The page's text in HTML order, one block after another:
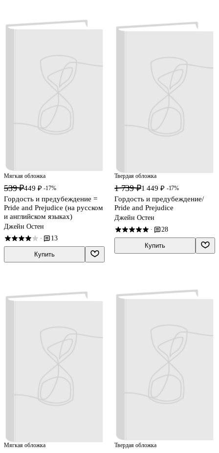
Мягкая обложка
539 ₽449 ₽ -17%
Гордость и предубеждение =
Pride and Prejudice (на русском
и английском языках)
Джейн Остен
· 13
Купить
Твердая обложка
1 739 ₽1 449 ₽ -17%
Гордость и предубеждение/
Pride and Prejudice
Джейн Остен
· 28
Купить
Мягкая обложка Твердая обложка